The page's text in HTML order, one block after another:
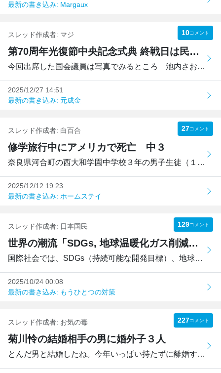
最新の書き込み: Margaux
スレッド作成者: マジ 10コメント
第70周年光復節中央記念式典 終戦日は民団祝い
今回出席した国会議員は写真でみるところ 池内さおり、吉田...
2025/12/27 14:51
最新の書き込み: 元成金
スレッド作成者: 白百合 27コメント
修学旅行中にアメリカで死亡 中３
奈良県河合町の西大和学園中学校３年の男子生徒（１４）が、...
2025/12/12 19:23
最新の書き込み: ホームステイ
スレッド作成者: 日本国民 129コメント
世界の潮流「SDGs, 地球温暖化ガス削減、脱炭素」に日本は乗れるか？
国際社会では、SDGs（持続可能な開発目標）、地球温暖化ガス...
2025/10/24 00:08
最新の書き込み: もうひとつの対策
スレッド作成者: お気の毒 227コメント
菊川怜の結婚相手の男に婚外子３人
とんだ男と結婚したね。今年いっぱい持たずに離婚するだろう。